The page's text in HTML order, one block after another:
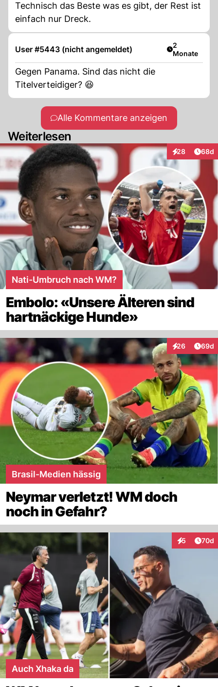
Technisch das Beste was es gibt, der Rest ist
einfach nur Dreck.
User #5443 (nicht angemeldet) Artikel
2
Monate
Gegen Panama. Sind das nicht die
Titelverteidiger? 😆
Alle Kommentare anzeigen
Weiterlesen
28
Interaktionen
68d
Nati-Umbruch nach WM?
Embolo: «Unsere Älteren sind
hartnäckige Hunde»
26
Interaktionen
69d
Brasil-Medien hässig
Neymar verletzt! WM doch
noch in Gefahr?
5
Interaktionen
70d
Auch Xhaka da